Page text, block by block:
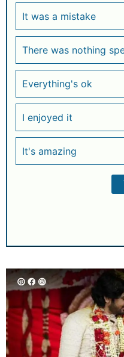
It was a mistake
There was nothing
Everything's ok
I enjoyed it
It's amazing